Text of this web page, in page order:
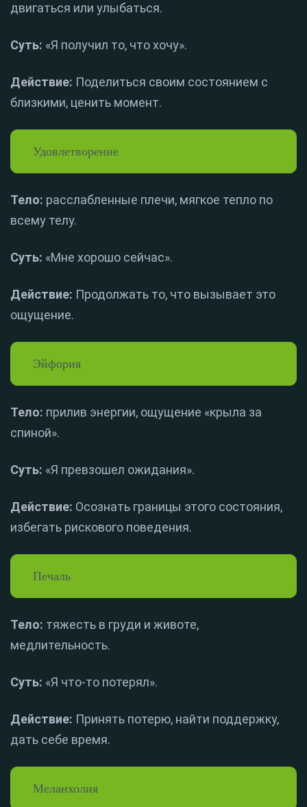
двигаться или улыбаться.
Суть: «Я получил то, что хочу».
Действие: Поделиться своим состоянием с
близкими, ценить момент.
Удовлетворение
Тело: расслабленные плечи, мягкое тепло по
всему телу.
Суть: «Мне хорошо сейчас».
Действие: Продолжать то, что вызывает это
ощущение.
Эйфория
Тело: прилив энергии, ощущение «крыла за
спиной».
Суть: «Я превзошел ожидания».
Действие: Осознать границы этого состояния,
избегать рискового поведения.
Печаль
Тело: тяжесть в груди и животе,
медлительность.
Суть: «Я что-то потерял».
Действие: Принять потерю, найти поддержку,
дать себе время.
Меланхолия